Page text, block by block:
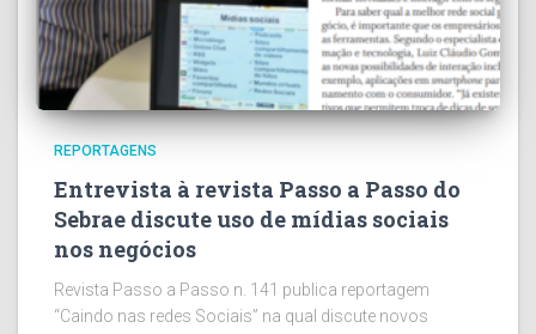
REPORTAGENS
Entrevista à revista Passo a Passo do
Sebrae discute uso de mídias sociais
nos negócios
Revista Passo a Passo n. 141 publica reportagem
“Caindo nas redes Sociais” na qual discute novos